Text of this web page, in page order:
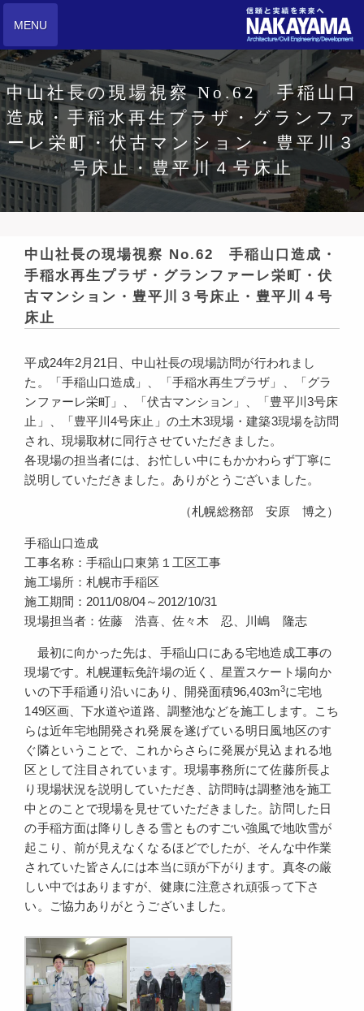
MENU
中山社長の現場視察 No.62 手稲山口
造成・手稲水再生プラザ・グランファ
ーレ栄町・伏古マンション・豊平川３
号床止・豊平川４号床止
中山社長の現場視察 No.62 手稲山口造成・
手稲水再生プラザ・グランファーレ栄町・伏
古マンション・豊平川３号床止・豊平川４号
床止
平成24年2月21日、中山社長の現場訪問が行われまし
た。「手稲山口造成」、「手稲水再生プラザ」、「グラ
ンファーレ栄町」、「伏古マンション」、「豊平川3号床
止」、「豊平川4号床止」の土木3現場・建築3現場を訪問
され、現場取材に同行させていただきました。
各現場の担当者には、お忙しい中にもかかわらず丁寧に
説明していただきました。ありがとうございました。
（札幌総務部 安原 博之）
手稲山口造成
工事名称：手稲山口東第１工区工事
施工場所：札幌市手稲区
施工期間：2011/08/04～2012/10/31
現場担当者：佐藤 浩喜、佐々木 忍、川嶋 隆志
最初に向かった先は、手稲山口にある宅地造成工事の
現場です。札幌運転免許場の近く、星置スケート場向か
いの下手稲通り沿いにあり、開発面積96,403m3に宅地
149区画、下水道や道路、調整池などを施工します。こち
らは近年宅地開発され発展を遂げている明日風地区のす
ぐ隣ということで、これからさらに発展が見込まれる地
区として注目されています。現場事務所にて佐藤所長よ
り現場状況を説明していただき、訪問時は調整池を施工
中とのことで現場を見せていただきました。訪問した日
の手稲方面は降りしきる雪とものすごい強風で地吹雪が
起こり、前が見えなくなるほどでしたが、そんな中作業
されていた皆さんには本当に頭が下がります。真冬の厳
しい中ではありますが、健康に注意され頑張って下さ
い。ご協力ありがとうございました。